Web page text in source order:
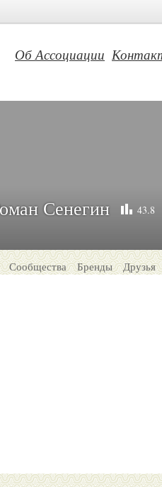
Об Ассоциации
Сенегин 43.8
Сообщества Бренды Друзья